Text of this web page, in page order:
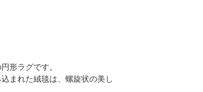
形ラグです。
まれた絨毯は、螺旋状の美し